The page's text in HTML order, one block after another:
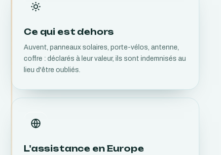
Ce qui est dehors
Auvent, panneaux solaires, porte-vélos, antenne,
coffre : déclarés à leur valeur, ils sont indemnisés au
lieu d'être oubliés.
L'assistance en Europe